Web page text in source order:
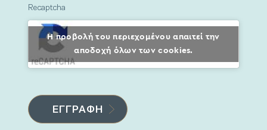
Recaptcha
Η προβολή του περιεχομένου απαιτεί την
αποδοχή όλων των cookies.